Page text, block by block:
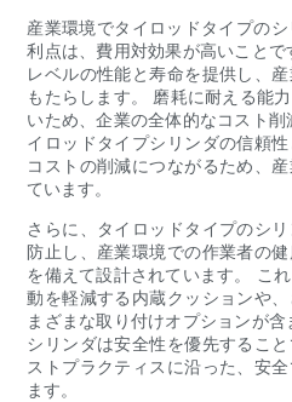
産業環境でタイロッドタイプの
利点は、費用対効果が高いこと
レベルの性能と寿命を提供し、
もたらします。 磨耗に耐える能
いため、企業の全体的なコスト
イロッドタイプシリンダの信頼
コストの削減につながるため、
ています。
さらに、タイロッドタイプのシ
防止し、産業環境での作業者の
を備えて設計されています。 こ
動を軽減する内蔵クッションや
まざまな取り付けオプションが
シリンダは安全性を優先するこ
ストプラクティスに沿った、安
ます。